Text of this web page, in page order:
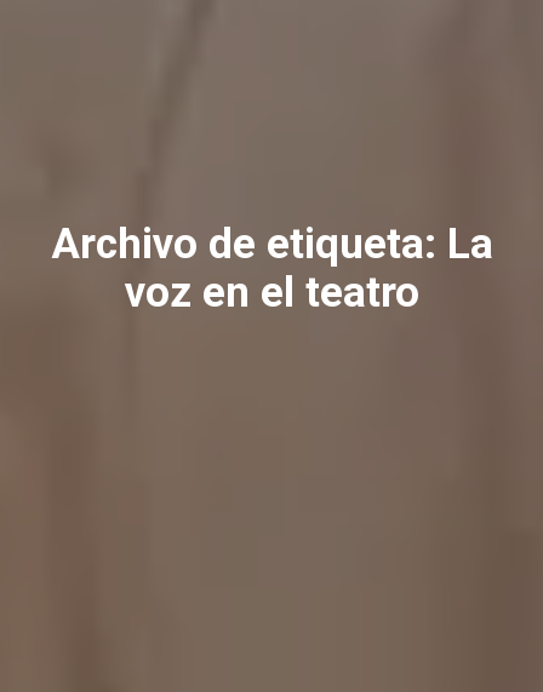
Archivo de etiqueta: La
voz en el teatro